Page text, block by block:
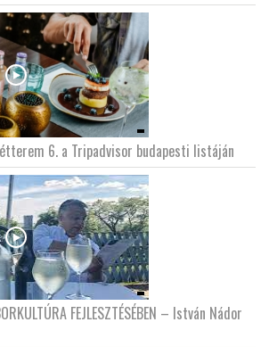
6. a Tripadvisor budapesti listáján
FEJLESZTÉSÉBEN – István Nádor